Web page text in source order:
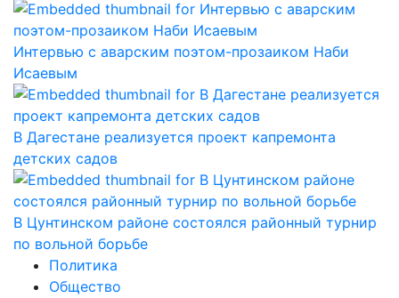
Интервью с аварским поэтом-прозаиком Наби
Исаевым
В Дагестане реализуется проект капремонта
детских садов
В Цунтинском районе состоялся районный турнир
по вольной борьбе
Политика
Общество